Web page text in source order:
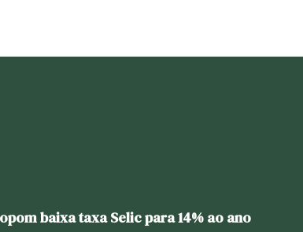
baixa taxa Selic para 14% ao ano